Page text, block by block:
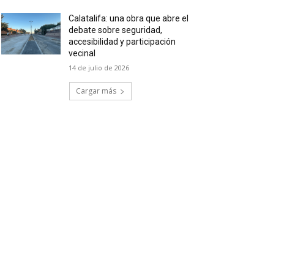
Calatalifa: una obra que abre el
debate sobre seguridad,
accesibilidad y participación
vecinal
14 de julio de 2026
Cargar más